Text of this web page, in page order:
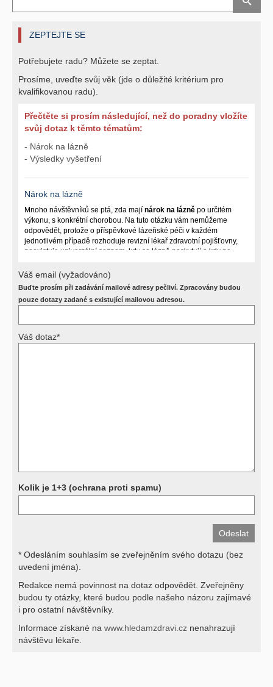
ZEPTEJTE SE
Potřebujete radu? Můžete se zeptat.
Prosíme, uveďte svůj věk (jde o důležité kritérium pro
kvalifikovanou radu).
Přečtěte si prosím následující, než do poradny vložíte
svůj dotaz k těmto tématům:
- Nárok na lázně
- Výsledky vyšetření
Nárok na lázně
Mnoho návštěvníků se ptá, zda mají nárok na lázně po určitém
výkonu, s konkrétní chorobou. Na tuto otázku vám nemůžeme
odpovědět, protože o příspěvkové lázeňské péči v každém
jednotlivém případě rozhoduje revizní lékař zdravotní pojišťovny,
neexistuje univerzální seznam, kdy se lázně poskytují a kdy ne.
postižení pacienta a dalších zdravotních okolnostech.
Požádejte svého ošetřujícího lékaře o návrh, který pak posoudí
příslušný revizní lékař. My vám spolehlivou odpověď dát
Výsledky vyšetření
Váš email (vyžadováno)
Buďte prosím při zadávání mailové adresy pečliví. Zpracovány budou
pouze dotazy zadané s existující mailovou adresou.
Váš dotaz*
Kolik je 1+3 (ochrana proti spamu)
* Odesláním souhlasím se zveřejněním svého dotazu (bez
uvedení jména).
Redakce nemá povinnost na dotaz odpovědět. Zveřejněny
budou ty otázky, které budou podle našeho názoru zajímavé
i pro ostatní návštěvníky.
Informace získané na www.hledamzdravi.cz nenahrazují
návštěvu lékaře.